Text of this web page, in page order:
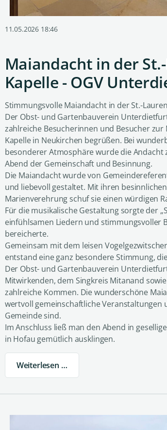
11.05.2026 18:46
Maiandacht in der
Kapelle - OGV
Stimmungsvolle Maiandacht in der St.-
Der Obst- und Gartenbauverein
zahlreiche Besucherinnen und Besucher
Kapelle in Neukirchen begrüßen. Bei
besonderer Atmosphäre wurde die
Abend der Gemeinschaft und Besinnung.
Die Maiandacht wurde von
und liebevoll gestaltet. Mit ihren
Marienverehrung schuf sie einen würdigen
Für die musikalische Gestaltung sorgte der
einfühlsamen Liedern und stimmungsvoller
bereicherte.
Gemeinsam mit dem leisen
entstand eine ganz besondere Stimmung,
Der Obst- und Gartenbauverein
Mitwirkenden, dem Singkreis Mitanand
zahlreiche Kommen. Die wunderschöne
wertvoll gemeinschaftliche
Gemeinde sind.
Im Anschluss ließ man den Abend in
in Hofau gemütlich ausklingen.
Weiterlesen …